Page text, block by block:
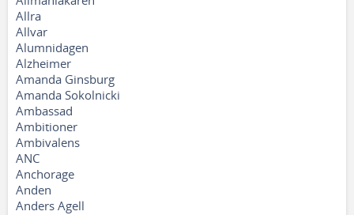
Allra
Allvar
Alumnidagen
Alzheimer
Amanda Ginsburg
Amanda Sokolnicki
Ambassad
Ambitioner
Ambivalens
ANC
Anchorage
Anden
Anders Agell